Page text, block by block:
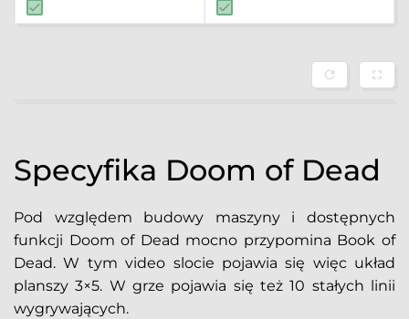
Specyfika Doom of Dead
Pod względem budowy maszyny i dostępnych
funkcji Doom of Dead mocno przypomina Book of
Dead. W tym video slocie pojawia się więc układ
planszy 3×5. W grze pojawia się też 10 stałych linii
wygrywających.